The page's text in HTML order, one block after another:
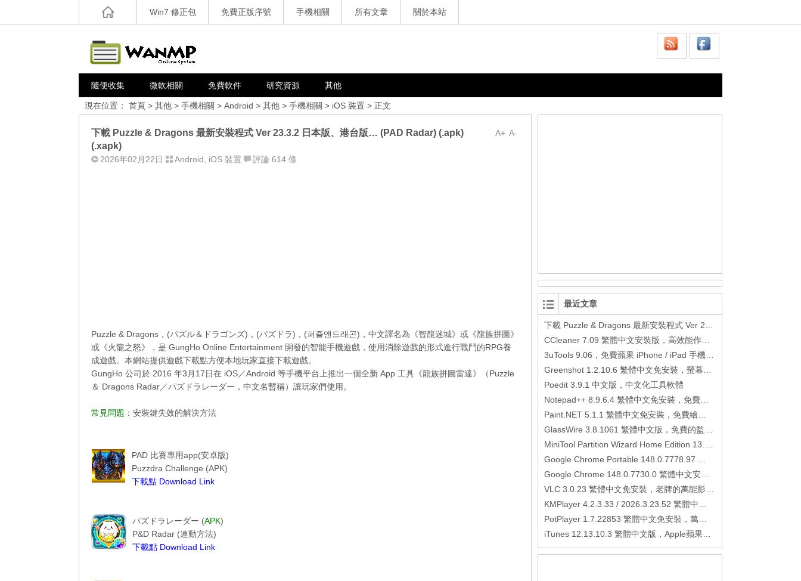
Win7 修正包 免費正版序號 手機相關 所有文章 關於本站
隨便收集 微軟相關 免費軟件 研究資源 其他
現在位置： 首頁 > 其他 > 手機相關 > Android > 其他 > 手機相關 > iOS 裝置 > 正文
A-
A+
下載 Puzzle & Dragons 最新安裝程式 Ver 23.3.2 日本版、港台版… (PAD Radar) (.apk)
(.xapk)
2026年02月22日 Android iOS 裝置 評論 614 條
Puzzle & Dragons，(パズル＆ドラゴンズ)，(パズドラ)，(퍼즐앤드래곤)，中文譯名為《智龍迷城》或《龍族拼圖》
或《火龍之怒》，是 GungHo Online Entertainment 開發的智能手機遊戲，使用消除遊戲的形式進行戰鬥的RPG養
成遊戲。本網站提供遊戲下載點方便本地玩家直接下載遊戲。
GungHo 公司於 2016 年3月17日在 iOS／Android 等手機平台上推出一個全新 App 工具《龍族拼圖雷達》（Puzzle
＆ Dragons Radar／パズドラレーダー，中文名暫稱）讓玩家們使用。
常見問題： 安裝鍵失效的解決方法
PAD 比賽專用app(安卓版)
Puzzdra Challenge (APK)
下載點 Download Link
パズドラレーダー (APK)
P&D Radar (連動方法)
下載點 Download Link
最近文章
Poedit 3.9.1 中文版，中文化工具軟體